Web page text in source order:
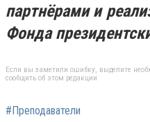
партнёрами и
Фонда
Если вы заметили ошибку, выделите
сообщить об этом редакции
#Преподаватели